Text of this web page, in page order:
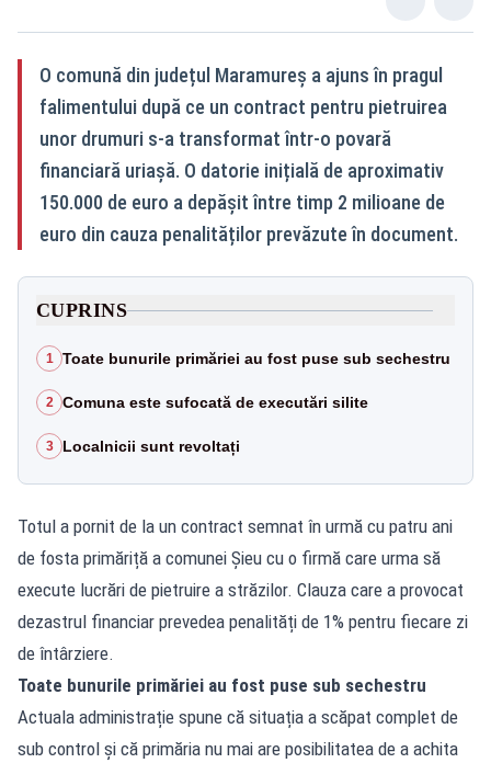
O comună din județul Maramureș a ajuns în pragul
falimentului după ce un contract pentru pietruirea
unor drumuri s-a transformat într-o povară
financiară uriașă. O datorie inițială de aproximativ
150.000 de euro a depășit între timp 2 milioane de
euro din cauza penalităților prevăzute în document.
CUPRINS
1 Toate bunurile primăriei au fost puse sub sechestru
2 Comuna este sufocată de executări silite
3 Localnicii sunt revoltați
Totul a pornit de la un contract semnat în urmă cu patru ani
de fosta primăriță a comunei Șieu cu o firmă care urma să
execute lucrări de pietruire a străzilor. Clauza care a provocat
dezastrul financiar prevedea penalități de 1% pentru fiecare zi
de întârziere.
Toate bunurile primăriei au fost puse sub sechestru
Actuala administrație spune că situația a scăpat complet de
sub control și că primăria nu mai are posibilitatea de a achita